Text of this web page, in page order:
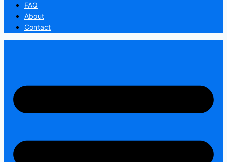
FAQ
About
Contact